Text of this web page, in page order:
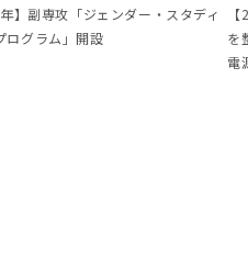
年】副専攻「ジェンダー・スタディ
ログラム」開設
を
電